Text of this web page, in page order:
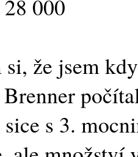
000
že jsem
s 3.